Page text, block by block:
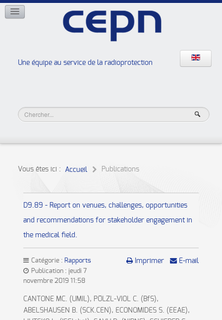
Une équipe au service de la radioprotection
RÉSEAUX
Les ateliers de la radioprotection
Vous êtes ici : Accueil Publications
D9.89 - Report on venues, challenges, opportunities
and recommendations for stakeholder engagement in
the medical field.
Imprimer E-mail
Catégorie : Rapports
Publication : jeudi 7
novembre 2019 11:58
CANTONE MC. (UMIL), PÖLZL-VIOL C. (BfS),
ABELSHAUSEN B. (SCK.CEN), ECONOMIDES S. (EEAE),